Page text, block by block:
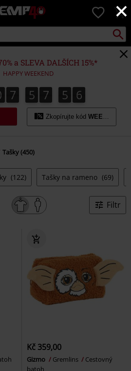
×
EMP
Hudba,
filmy
&
seriály,
Merch
pro
hráče,
Alternativní
móda
0
a SLEVA DALŠÍCH 15%*
HAPPY WEEKEND
7
7 5
5 7
7
7
7 5
5
5
5 4
5
4
6
5
Zkopírujte kód WEEKEND
Tašky (450)
(122) Tašky na rameno (69)
Filtr
Kč 359,00
Gizmo Gremlins
Cestovný
batoh